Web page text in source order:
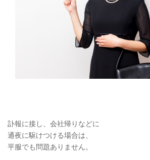
訃報に接し、会社帰りなどに
通夜に駆けつける場合は、
平服でも問題ありません。